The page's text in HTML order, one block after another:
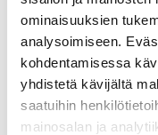
ominaisuuksien
analysoimiseen.
kohdentamisessa
yhdistetä kävijältä
saatuihin
mainosalan ja